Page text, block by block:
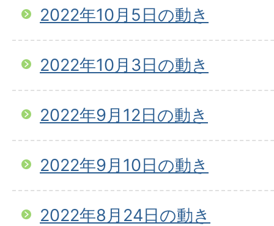
2022年10月5日の動き
2022年10月3日の動き
2022年9月12日の動き
2022年9月10日の動き
2022年8月24日の動き